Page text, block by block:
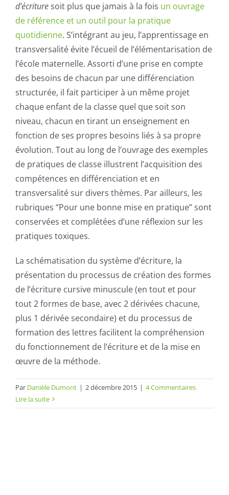
d’écrituresoit plus que jamais à la fois un ouvrage
de référence et un outil pour la pratique
quotidienne. S’intégrant au jeu, l’apprentissage en
transversalité évite l’écueil de l’élémentarisation de
l’école maternelle. Assorti d’une prise en compte
des besoins de chacun par une différenciation
structurée, il fait participer à un même projet
chaque enfant de la classe quel que soit son
niveau, chacun en tirant un enseignement en
fonction de ses propres besoins liés à sa propre
évolution. Tout au long de l’ouvrage des exemples
de pratiques de classe illustrent l’acquisition des
compétences en différenciation et en
transversalité sur divers thèmes. Par ailleurs, les
rubriques ‘’Pour une bonne mise en pratique’’ sont
conservées et complétées d’une réflexion sur les
pratiques toxiques.
La schématisation du système d’écriture, la
présentation du processus de création des formes
de l’écriture cursive minuscule (en tout et pour
tout 2 formes de base, avec 2 dérivées chacune,
plus 1 dérivéesecondaire) et du processus de
formation des lettres facilitent la compréhension
du fonctionnement de l’écriture et de la mise en
œuvre de la méthode.
Par Danièle Dumont | 2 décembre 2015 | 4 Commentaires
Lire la suite